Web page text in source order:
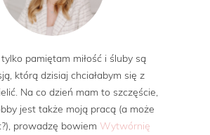
pamiętam miłość i śluby są
którą dzisiaj chciałabym się z
Na co dzień mam to szczęście,
jest także moją pracą (a może
prowadzę bowiem Wytwórnię